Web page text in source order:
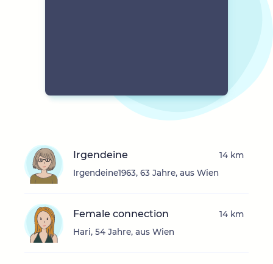
Irgendeine
Irgendeine1963, 63 Jahre, aus Wien
14 km
Female connection
Hari, 54 Jahre, aus Wien
14 km